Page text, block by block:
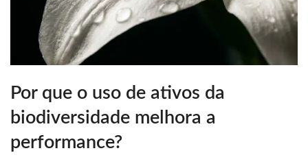
Por que o uso de ativos da
biodiversidade melhora a
performance?